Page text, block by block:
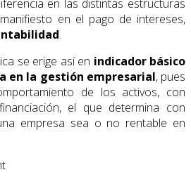
en las distintas estructuras
en el pago de intereses,
.
se erige así en indicador básico
en la gestión empresarial, pues
de los activos, con
el que determina con
empresa sea o no rentable en